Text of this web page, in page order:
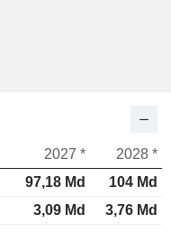
2027 *
2028 *
97,18 Md
104 Md
3,09 Md
3,76 Md